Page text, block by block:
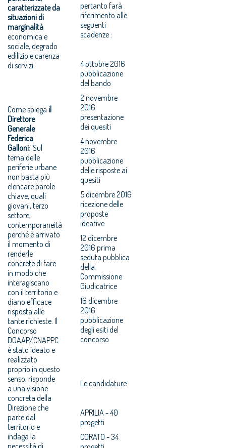
caratterizzate da
situazioni di
marginalità
economica e
sociale, degrado
edilizio e carenza
di servizi.
Come spiega il
Direttore
Generale
Federica
Galloni:“Sul
tema delle
periferie urbane
non basta più
elencare parole
chiave, quali
giovani, terzo
settore,
contemporaneità
perché è arrivato
il momento di
renderle
concrete di fare
in modo che
interagiscano
con il territorio e
diano efficace
risposta alle
tante richieste. Il
Concorso
DGAAP/CNAPPC
è stato ideato e
realizzato
proprio in questo
senso, risponde
a una visione
concreta della
Direzione che
parte dal
territorio e
indaga la
necessità di
pertanto farà
riferimento alle
seguenti
scadenze :
4 ottobre 2016
pubblicazione
del bando
2 novembre
2016
presentazione
dei quesiti
4 novembre
2016
pubblicazione
delle risposte ai
quesiti
5 dicembre 2016
ricezione delle
proposte
ideative
12 dicembre
2016 prima
seduta pubblica
della
Commissione
Giudicatrice
16 dicembre
2016
pubblicazione
degli esiti del
concorso
Le candidature
APRILIA - 40
progetti
CORATO - 34